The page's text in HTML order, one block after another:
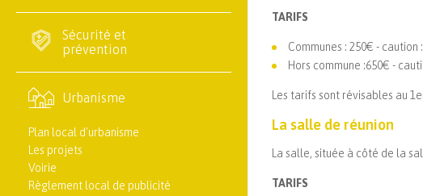
TARIFS
Communes : 250€ -
Hors commune :650€ -
Les tarifs sont révisables au
La salle de réunion
La salle, située à côté de la
TARIFS
Sécurité et
prévention
Urbanisme
Plan local d'urbanisme
Les projets
Voirie
Règlement local de publicité